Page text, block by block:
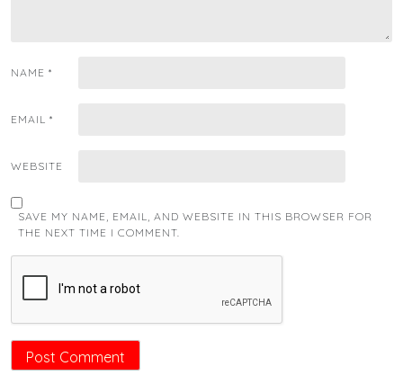
NAME *
EMAIL *
WEBSITE
SAVE MY NAME, EMAIL, AND WEBSITE IN THIS BROWSER FOR
THE NEXT TIME I COMMENT.